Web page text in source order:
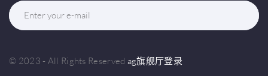
Enter your e-mail
© 2023 - All Rights Reserved ag旗舰厅登录